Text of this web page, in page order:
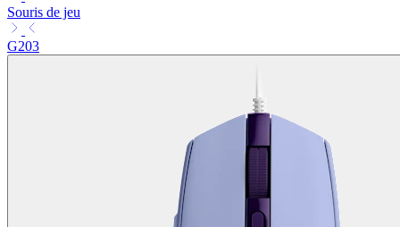
Souris de jeu
G203